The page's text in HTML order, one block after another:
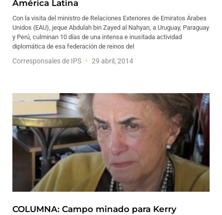
América Latina
Con la visita del ministro de Relaciones Exteriores de Emiratos Árabes
Unidos (EAU), jeque Abdulah bin Zayed al Nahyan, a Uruguay, Paraguay
y Perú, culminan 10 días de una intensa e inusitada actividad
diplomática de esa federación de reinos del
Corresponsales de IPS 29 abril, 2014
COLUMNA: Campo minado para Kerry